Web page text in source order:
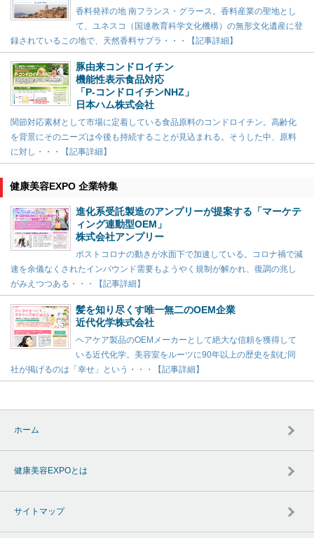
香料発祥の地 南フランス・グラース。香料産業の聖地とし
て、ユネスコ（国連教育科学文化機構）の無形文化遺産に登
録されているこの地で、天然香料サプラ・・・【記事詳細】
豚由来コンドロイチン
機能性表示食品対応
「P-コンドロイチンNHZ」
日本ハム株式会社
関節対応素材として市場に定着している食品原料のコンドロイチン。高齢化
を背景にそのニーズは今後も持続することが見込まれる。そうした中、原料
に対し・・・【記事詳細】
健康美容EXPO 企業特集
進化系受託製造のアンプリーが提案する「マーケテ
ィング連動型OEM」
株式会社アンプリー
ポストコロナの動きが水面下で加速している。コロナ禍で減
速を余儀なくされたインバウンド需要もようやく規制が解かれ、復調の兆し
がみえつつある・・・【記事詳細】
髪を知り尽くす唯一無二のOEM企業
近代化学株式会社
ヘアケア製品のOEMメーカーとして絶大な信頼を獲得して
いる近代化学。美容室をルーツに90年以上の歴史を刻む同
社が掲げるのは「幸せ」という・・・【記事詳細】
ホーム
健康美容EXPOとは
サイトマップ